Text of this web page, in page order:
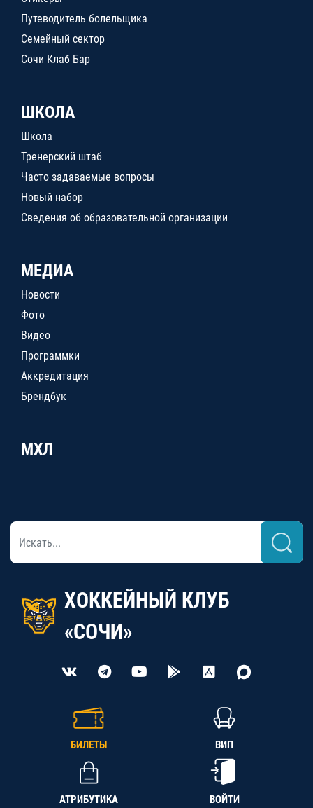
Путеводитель болельщика
Семейный сектор
Сочи Клаб Бар
ШКОЛА
Школа
Тренерский штаб
Часто задаваемые вопросы
Новый набор
Сведения об образовательной организации
МЕДИА
Новости
Фото
Видео
Программки
Аккредитация
Брендбук
МХЛ
ХОККЕЙНЫЙ КЛУБ
«СОЧИ»
БИЛЕТЫ ВИП
АТРИБУТИКА ВОЙТИ